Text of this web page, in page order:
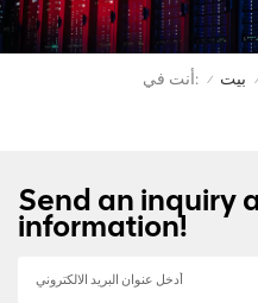
أنت في: / بيت /
Send an inquiry
information!